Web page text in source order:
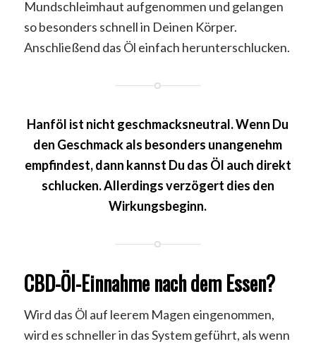
Mundschleimhaut aufgenommen und gelangen
so besonders schnell in Deinen Körper.
Anschließend das Öl einfach herunterschlucken.
Hanföl ist nicht geschmacksneutral. Wenn Du
den Geschmack als besonders unangenehm
empfindest, dann kannst Du das Öl auch direkt
schlucken. Allerdings verzögert dies den
Wirkungsbeginn.
CBD-Öl-Einnahme nach dem Essen?
Wird das Öl auf leerem Magen eingenommen,
wird es schneller in das System geführt, als wenn